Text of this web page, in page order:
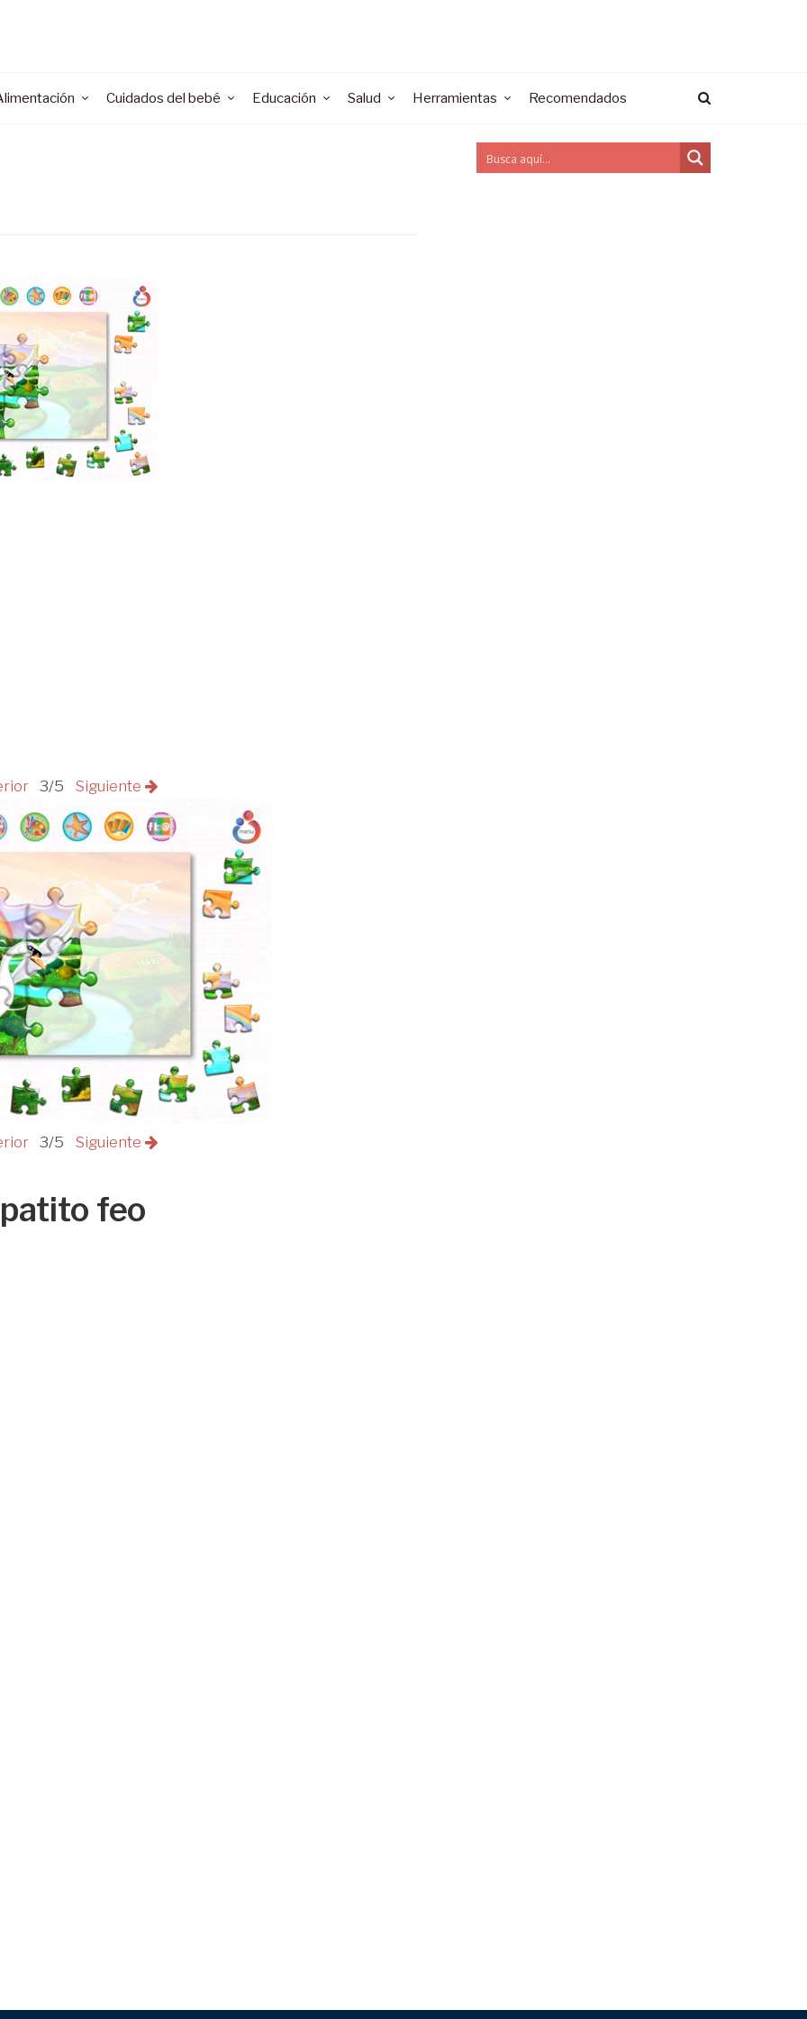
Cuidados del bebé Educación Salud Herramientas Recomendados
3/5 Siguiente
3/5 Siguiente
feo